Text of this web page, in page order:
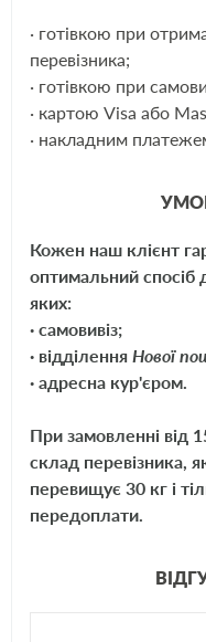
отрицательных температур
эластичность при -40°С.
изоляционный слой, для
При подключении
полярность, в противном
автомобиля. После
автомобиль и отключать
· готівкою при
перевізника;
· готівкою при
· картою Visa або
· накладним
Кожен наш клієнт
оптимальний спосіб
яких:
· самовивіз;
· відділення Нової
· адресна кур'єром.
При замовленні від
склад перевізника,
перевищує 30 кг і
передоплати.